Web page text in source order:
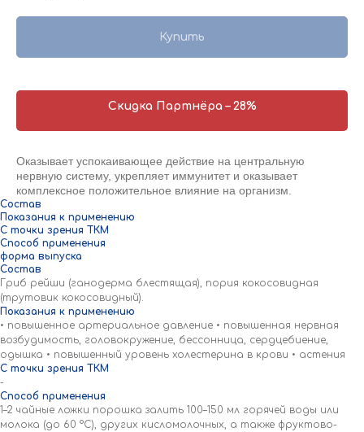
Купить
Скидка Партнёра – 28%
Оказывает успокаивающее действие на центральную
нервную систему, укрепляет иммунитет и оказывает
комплексное положительное влияние на организм.
Состав
Показания к применению
С точки зрения ТКМ
Способ применения
форма выпуска
Состав
Гриб рейши (ганодерма блестящая), пория кокосовидная
(трутовик кокосовидный).
Показания к применению
• повышенное артериальное давление • повышенная нервная
возбудимость, головокружение, бессонница, сердцебиение,
одышка • повышенный уровень холестерина в крови • астения
С точки зрения ТКМ
-
Способ применения
1–2 чайные ложки порошка залить 100–150 мл горячей воды или
молока (до 60 °С), других кисломолочных, а также фруктово-